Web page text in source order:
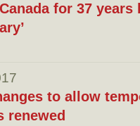
for 37
to allow
renewed